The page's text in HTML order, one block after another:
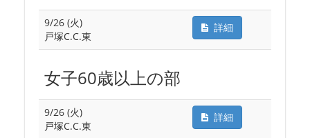
9/26 (火)
戸塚C.C.東
詳細
女子60歳以上の部
9/26 (火)
戸塚C.C.東
詳細